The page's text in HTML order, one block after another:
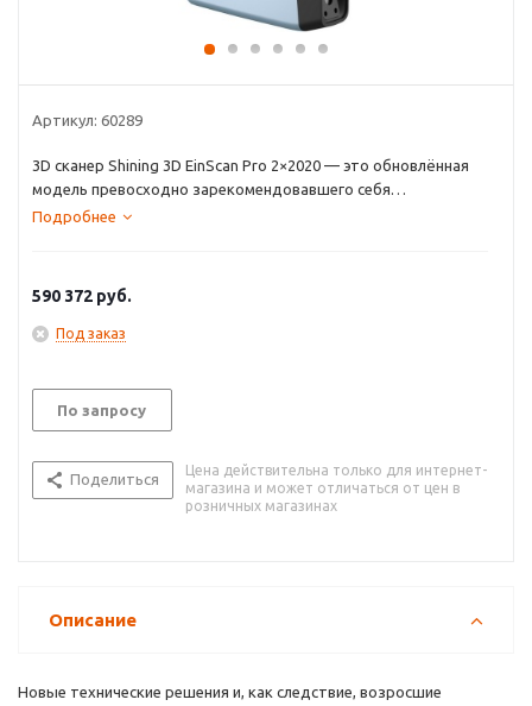
Артикул: 60289
3D сканер Shining 3D EinScan Pro 2×2020 — это обновлённая
модель превосходно зарекомендовавшего себя
портативного ручного сканера.
Подробнее
590 372 руб.
Под заказ
По запросу
Поделиться
Цена действительна только для интернет-
магазина и может отличаться от цен в
розничных магазинах
Описание
Новые технические решения и, как следствие, возросшие